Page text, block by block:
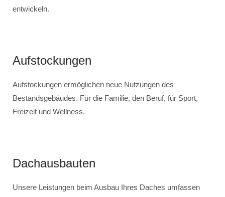
entwickeln.
Aufstockungen
Aufstockungen ermöglichen neue Nutzungen des
Bestandsgebäudes. Für die Familie, den Beruf, für Sport,
Freizeit und Wellness.
Dachausbauten
Unsere Leistungen beim Ausbau Ihres Daches umfassen